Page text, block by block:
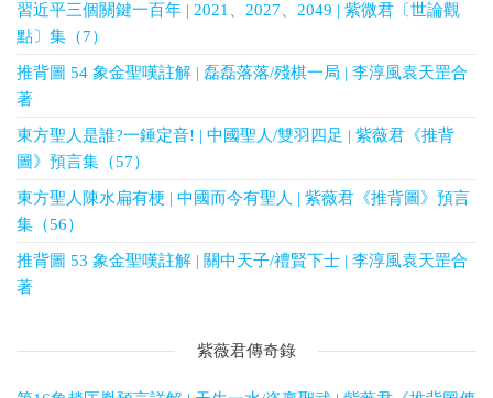
習近平三個關鍵一百年 | 2021、2027、2049 | 紫微君〔世論觀
點〕集（7）
推背圖 54 象金聖嘆註解 | 磊磊落落/殘棋一局 | 李淳風袁天罡合
著
東方聖人是誰?一錘定音! | 中國聖人/雙羽四足 | 紫薇君《推背
圖》預言集（57）
東方聖人陳水扁有梗 | 中國而今有聖人 | 紫薇君《推背圖》預言
集（56）
推背圖 53 象金聖嘆註解 | 關中天子/禮賢下士 | 李淳風袁天罡合
著
紫薇君傳奇錄